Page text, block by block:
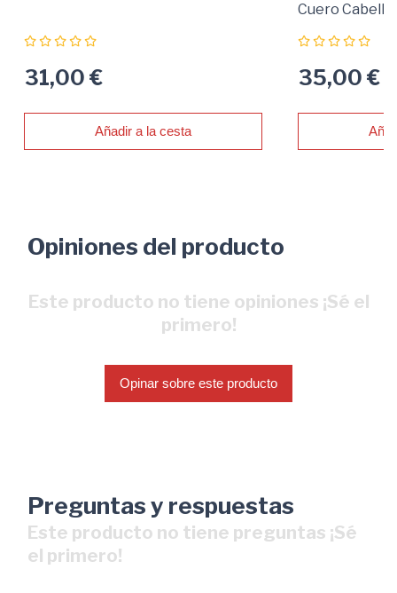
31,00 €
Añadir a la cesta
Cuero
Descamación
35,00 €
Opiniones del producto
Este producto no tiene opiniones ¡Sé el
primero!
Opinar sobre este producto
Preguntas y respuestas
Este producto no tiene preguntas ¡Sé
el primero!